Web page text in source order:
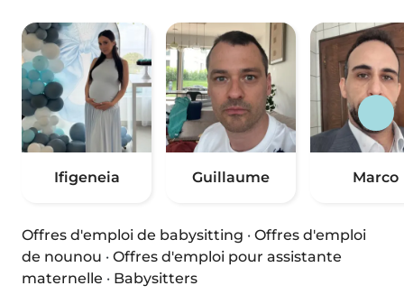
Ifigeneia Guillaume Marco
Offres d'emploi de babysitting · Offres d'emploi
de nounou · Offres d'emploi pour assistante
maternelle · Babysitters